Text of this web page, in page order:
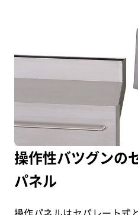
操作性バツグンの
パネル